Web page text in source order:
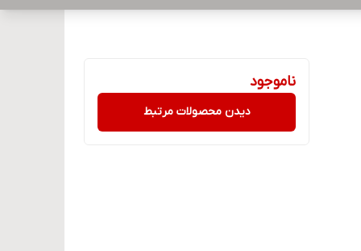
ناموجود
دیدن محصولات مرتبط